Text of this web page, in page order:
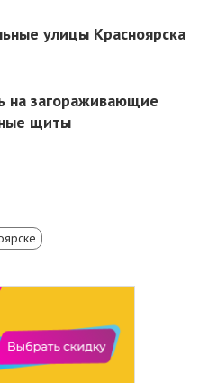
улицы Красноярска
на загораживающие
щиты